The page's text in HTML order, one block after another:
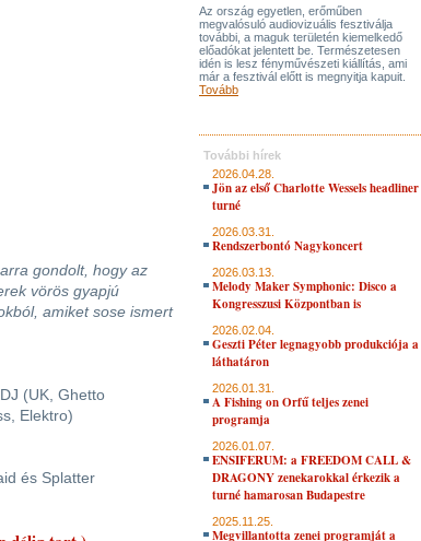
gondolt, hogy az
vörös gyapjú
amiket sose ismert
(UK, Ghetto
Elektro)
és Splatter
Az ország egyetlen, erőműben
megvalósuló audiovizuális fesztiválja
további, a maguk területén kiemelkedő
előadókat jelentett be. Természetesen
idén is lesz fényművészeti kiállítás, ami
már a fesztivál előtt is megnyitja kapuit.
Tovább
További hírek
2026.04.28.
Jön az első Charlotte Wessels headliner
turné
2026.03.31.
Rendszerbontó Nagykoncert
2026.03.13.
Melody Maker Symphonic: Disco a
Kongresszusi Központban is
2026.02.04.
Geszti Péter legnagyobb produkciója a
láthatáron
2026.01.31.
A Fishing on Orfű teljes zenei
programja
2026.01.07.
ENSIFERUM: a FREEDOM CALL &
DRAGONY zenekarokkal érkezik a
turné hamarosan Budapestre
2025.11.25.
Megvillantotta zenei programját a